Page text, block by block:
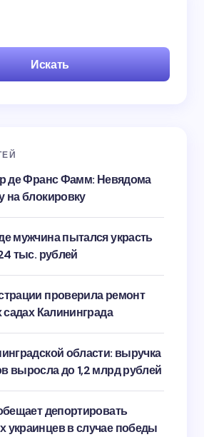
Искать
де Франс Фамм: Невядома
на блокировку
мужчина пытался украсть
тыс. рублей
проверила ремонт
садах Калининграда
области: выручка
выросла до 1,2 млрд рублей
депортировать
украинцев в случае победы